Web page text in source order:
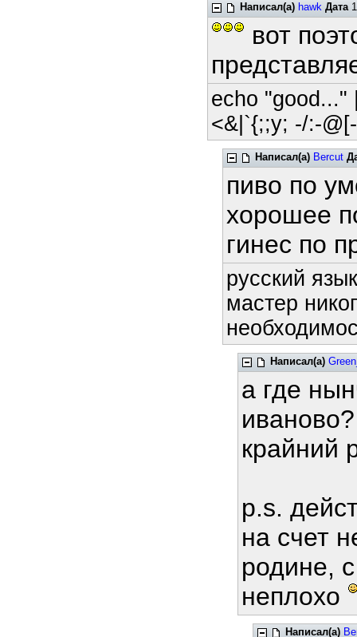
Написал(а) hawk Дата
вот
echo "good..."
<&|`{;;y; -/:-
Написал(а) Bercut
пиво по
хорошее
гинес по
русский
мастер
Написал(а)
а где
иваново?
крайний
p.s.
на счет
родине,
неплохо
Написал(а)